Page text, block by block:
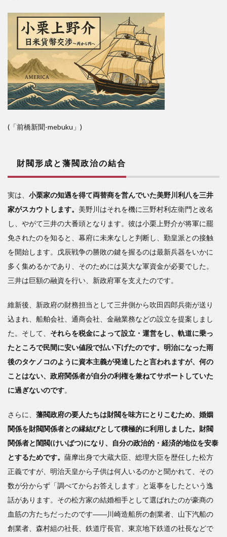
(「前橋新聞-mebuku」)
財閥形成と藩閥政治の結合
実は、 小栗家の知遇を得て両替商を営んでいた美野川利八を三井
家がスカウトします。 美野川はそれを機に三野村利左衛門と改名
し、やがて三井の大番頭となります。彼は小栗上野介が将軍に罷
免されたのを知ると、幕府に未来なしと判断し、勤皇派との接触
を開始します。戊辰戦争の勝敗の鍵を握るのは最新兵器をいかに
多く集めるかであり、そのためには莫大な軍資金が必要でした。
三井は巨額の融資を行い、新政府軍を支えたのです。
維新後、新政府の財務担当として三井側から吹田四郎兵衛が送り
込まれ、船舶会社、通商会社、金融業務などの設立を提案しまし
た。そして、 それらを税金によって設立・運営をし、軌道に乗っ
たところで民間に安い値段で払い下げたのです。明治になった雨
後のタケノコのように資本主義が発達したと言われますが、何の
ことはない、政府関係者が自分の利権を兼ねてサポートしていた
に過ぎないのです。
さらに、 藩閥政府の要人たちは財閥を味方にとりこむため、婚姻
関係を財閥関係者との縁結びとして積極的に利用しました。財閥
関係者と閨閥(けいばつ)になり、自分の政治的・経済的地位を安泰
とするためです。 薩摩出身で大蔵大臣、総理大臣を歴任した松方
正義ですが、明治天皇から子供は何人いるのかと聞かれて、その
数が分からず「調べてからお答えします」と返事をしたという逸
話があります。その松方家の結婚相手として選ばれたのが豪商の
血筋の方たちだったのです――川崎造船所の創業者、山下汽船の
創業者、森村組の社長、鉄道庁長官、東京地下鉄道の社長などで